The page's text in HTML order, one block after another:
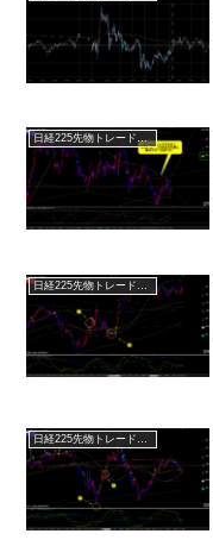
日経225先物トレード倶楽部
日経225先物トレード倶楽部
日経225先物トレード倶楽部